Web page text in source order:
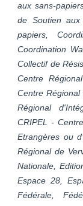
aux sans-
de Soutien aux
papiers,
Coordination
Collectif de
Centre
Centre
Régional
CRIPEL -
Etrangères ou
Régional de
Nationale,
Espace 28,
Fédérale,